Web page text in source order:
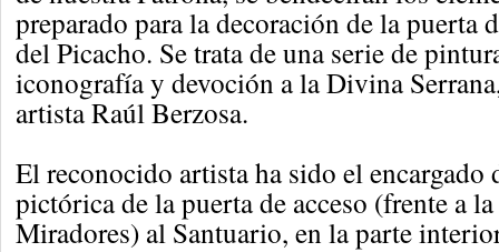
preparado para la decoración de la puerta
del Picacho. Se trata de una serie de
iconografía y devoción a la Divina
artista Raúl Berzosa.
El reconocido artista ha sido el encargado
pictórica de la puerta de acceso (frente a
Miradores) al Santuario, en la parte